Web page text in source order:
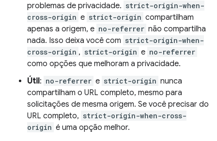
problemas de privacidade. strict-origin-when-
cross-origin e strict-origin compartilham
apenas a origem, e no-referrer não compartilha
nada. Isso deixa você com strict-origin-when-
cross-origin , strict-origin e no-referrer
como opções que melhoram a privacidade.
Útil: no-referrer e strict-origin nunca
compartilham o URL completo, mesmo para
solicitações de mesma origem. Se você precisar do
URL completo, strict-origin-when-cross-
origin é uma opção melhor.